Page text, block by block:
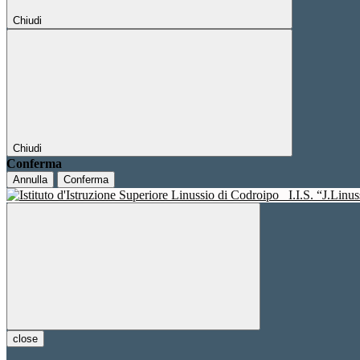
Chiudi
Chiudi
Conferma
Annulla Conferma
I.I.S.
close